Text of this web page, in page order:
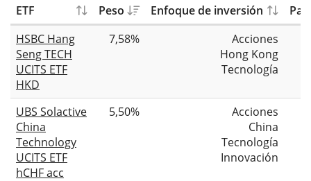
ETF Peso Enfoque de inversión
HSBC Hang
Seng TECH
UCITS ETF
HKD
7,58%
Acciones
Hong Kong
Tecnología
UBS Solactive
China
Technology
UCITS ETF
hCHF acc
5,50%
Acciones
China
Tecnología
Innovación